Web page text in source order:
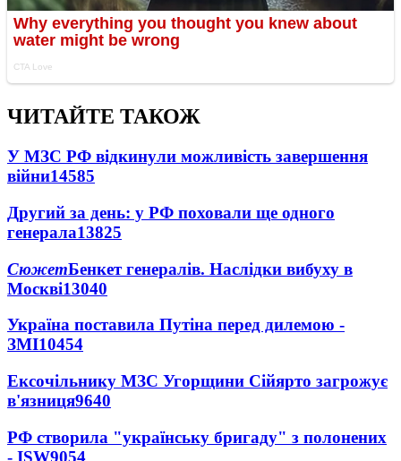
ЧИТАЙТЕ ТАКОЖ
У МЗС РФ відкинули можливість завершення
війни14585
Другий за день: у РФ поховали ще одного
генерала13825
СюжетБенкет генералів. Наслідки вибуху в
Москві13040
Україна поставила Путіна перед дилемою -
ЗМІ10454
Ексочільнику МЗС Угорщини Сійярто загрожує
в'язниця9640
РФ створила "українську бригаду" з полонених
- ISW9054